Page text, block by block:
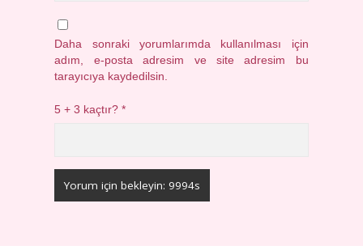
Daha sonraki yorumlarımda kullanılması için
adım, e-posta adresim ve site adresim bu
tarayıcıya kaydedilsin.
5 + 3 kaçtır?*